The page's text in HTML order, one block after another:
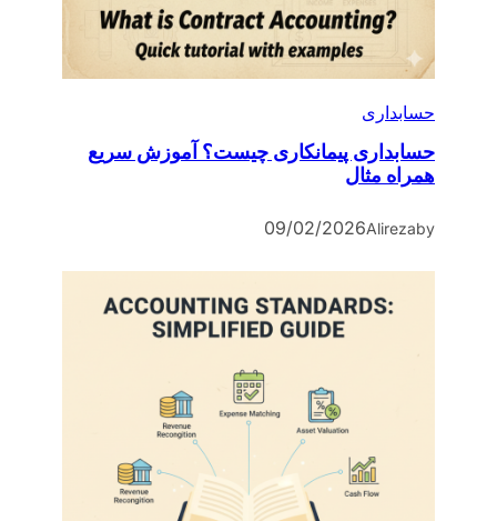
حسابداری
حسابداری پیمانکاری چیست؟ آموزش سریع
همراه مثال
by
Alireza
09/02/2026